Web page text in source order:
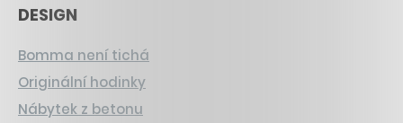
DESIGN
Bomma není tichá
Originální hodinky
Nábytek z betonu